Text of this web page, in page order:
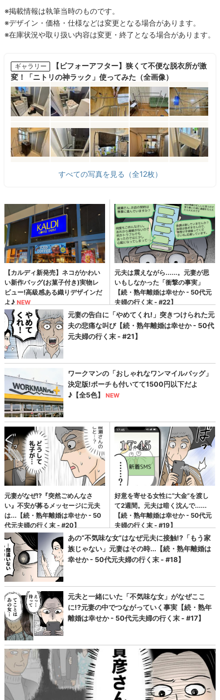
※掲載情報は執筆当時のものです。
※デザイン・価格・仕様などは変更となる場合があります。
※在庫状況や取り扱い内容は変更・終了となる場合があります。
ギャラリー
【ビフォーアフター】狭くて不便な脱衣所が激
変！「ニトリの神ラック」使ってみた（全画像）
すべての写真を見る（全12枚）